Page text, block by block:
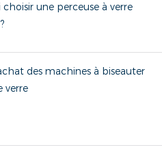
choisir une perceuse à verre
des machines à biseauter
verre